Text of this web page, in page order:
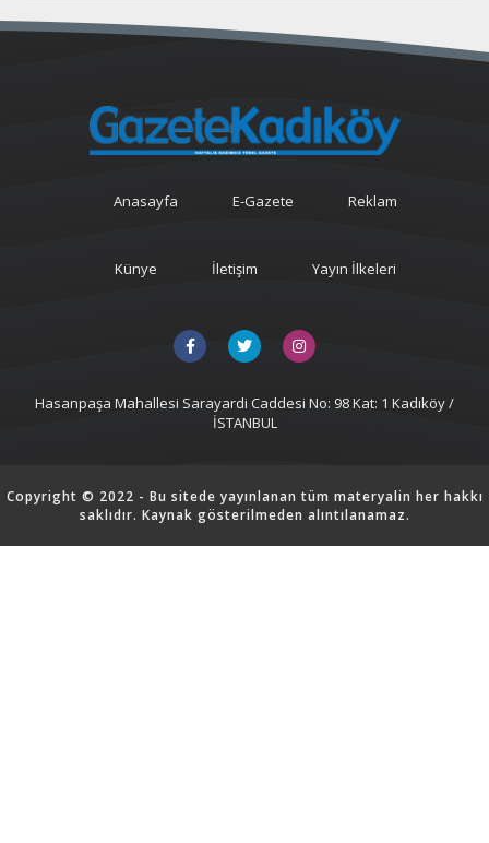
Anasayfa E-Gazete Reklam
Künye İletişim Yayın İlkeleri
Hasanpaşa Mahallesi Sarayardi Caddesi No: 98 Kat: 1 Kadıköy /
İSTANBUL
Copyright © 2022 - Bu sitede yayınlanan tüm materyalin her hakkı
saklıdır. Kaynak gösterilmeden alıntılanamaz.